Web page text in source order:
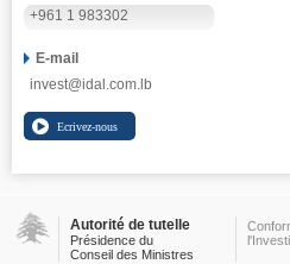
+961 1 983302
E-mail
invest@idal.com.lb
Autorité de tutelle
Présidence du
Conseil des Ministres